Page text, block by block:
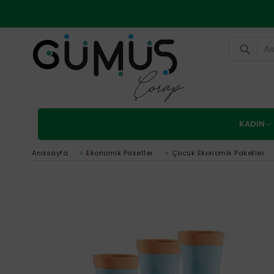
KADIN
Anasayfa > Ekonomik Paketler > Çocuk Ekonomik Paketler